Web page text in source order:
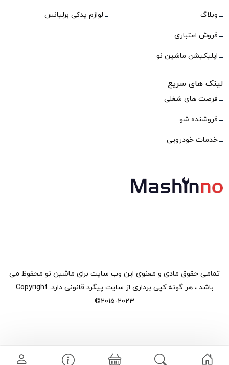
وبلاگ
فروش اعتباری
اپلیکیشن ماشین نو
لوازم یدکی برلیانس
لینک های سریع
فرصت های شغلی
فروشنده شو
خدمات خودرویی
تمامی حقوق مادی و معنوی این وب سایت برای ماشین نو محفوظ می
باشد ، هر گونه کپی برداری از سایت پیگرد قانونی دارد. Copyright
©2015-2023